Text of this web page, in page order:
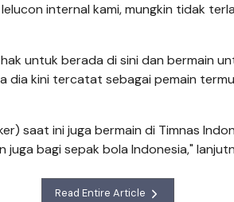
internal kami, mungkin tidak
untuk berada di sini dan bermain
dia kini tercatat sebagai pemain
saat ini juga bermain di Timnas
bagi sepak bola Indonesia,"
Read Entire Article